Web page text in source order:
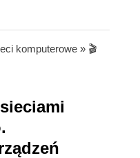
komputerowe » 🎬